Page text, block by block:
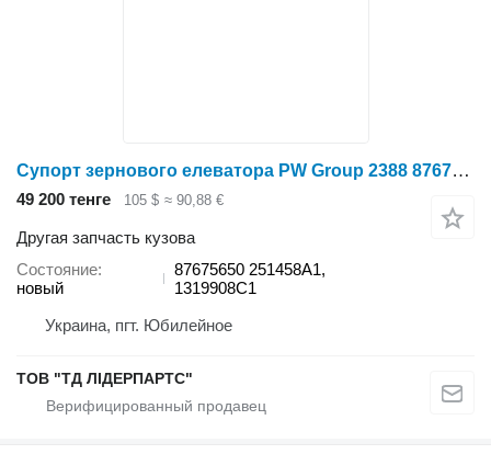
Супорт зернового елеватора PW Group 2388 87675650 для зерноуборочного комбайна
49 200 тенге 105 $ ≈ 90,88 €
Другая запчасть кузова
Состояние
новый
87675650 251458A1,
1319908C1
Украина, пгт. Юбилейное
ТОВ "ТД ЛІДЕРПАРТС"